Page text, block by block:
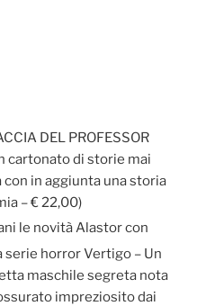
DEL PROFESSOR
cartonato di storie mai
in aggiunta una storia
– € 22,00)
le novità Alastor con
serie horror Vertigo – Un
maschile segreta nota
impreziosito dai